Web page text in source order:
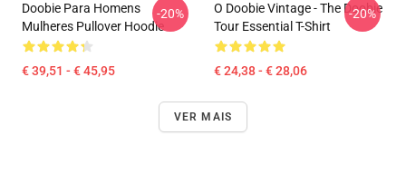
Doobie Para Homens
Mulheres Pullover Hoodie
€ 39,51 - € 45,95
-20%
O Doobie Vintage - The Doobie
Tour Essential T-Shirt
€ 24,38 - € 28,06
-20%
VER MAIS